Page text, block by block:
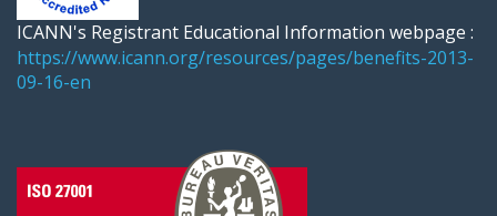
ICANN's Registrant Educational Information webpage :
https://www.icann.org/resources/pages/benefits-2013-
09-16-en